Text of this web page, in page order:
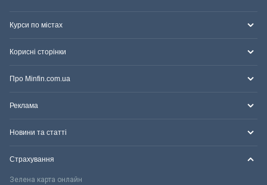
Курси по містах
Корисні сторінки
Про Minfin.com.ua
Реклама
Новини та статті
Страхування
Зелена карта онлайн